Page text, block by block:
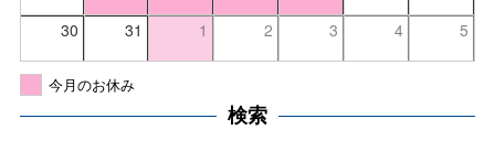
30 31 1 2 3 4 5
今月のお休み
検索